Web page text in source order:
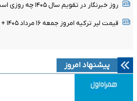
روز خبرنگار در تقویم سال ۱۴۰۵ چه روزی است؟
قیمت لیر ترکیه امروز جمعه ۱۶ مرداد ۱۴۰۵ + جدول
پیشنهاد امروز